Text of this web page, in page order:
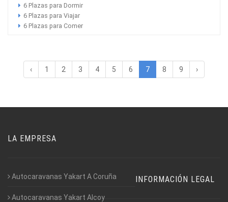
6 Plazas para Dormir
6 Plazas para Viajar
6 Plazas para Comer
‹ 1 2 3 4 5 6 7 8 9 ›
LA EMPRESA
Autocaravanas Yakart A Coruña
Autocaravanas Yakart Alcoy
INFORMACIÓN LEGAL